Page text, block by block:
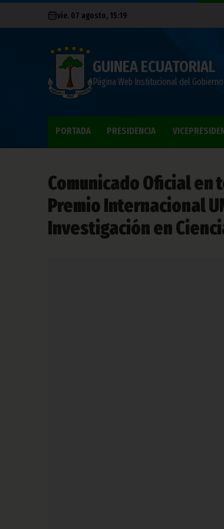
vie. 07 agosto, 15:19
GUINEA ECUATORIAL
Página Web Institucional del Gobierno
PORTADA PRESIDENCIA
Comunicado Oficial
Premio Internacional
Investigación en